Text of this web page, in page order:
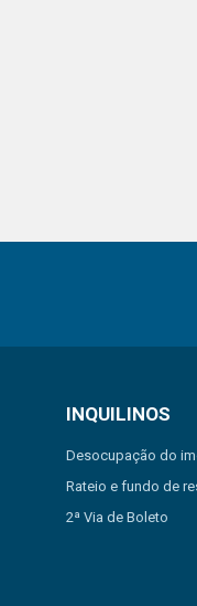
INQUILINOS
Desocupação do
Rateio e fundo de
2ª Via de Boleto